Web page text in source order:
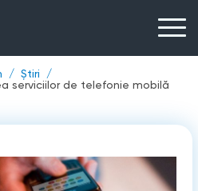
Știri
serviciilor de telefonie mobilă